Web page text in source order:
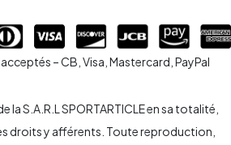
– CB, Visa, Mastercard, PayPal
la S.A.R.L SPORTARTICLE en sa totalité,
droits y afférents. Toute reproduction,